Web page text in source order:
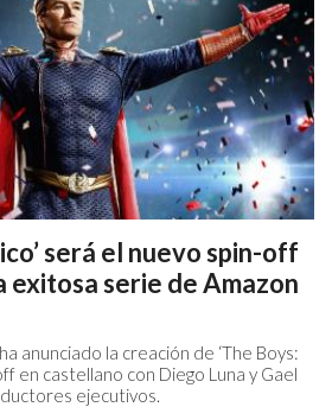
será el nuevo spin-off
exitosa serie de Amazon
anunciado la creación de ‘The Boys:
en castellano con Diego Luna y Gael
ejecutivos.